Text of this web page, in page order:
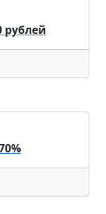
рублей